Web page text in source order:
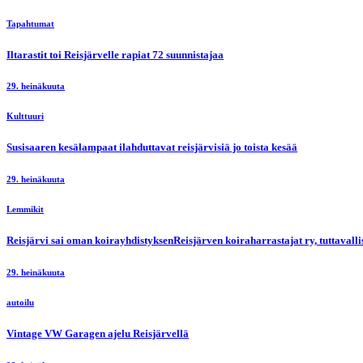
Tapahtumat
Iltarastit toi Reisjärvelle rapiat 72 suunnistajaa
29. heinäkuuta
Kulttuuri
Susisaaren kesälampaat ilahduttavat reisjärvisiä jo toista kesää
29. heinäkuuta
Lemmikit
Reisjärvi sai oman koirayhdistyksenReisjärven koiraharrastajat ry,
29. heinäkuuta
autoilu
Vintage VW Garagen ajelu Reisjärvellä